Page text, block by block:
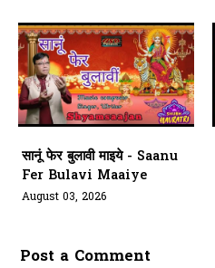
सानूं फेर बुलावी माइये - Saanu
Fer Bulavi Maaiye
August 03, 2026
Post a Comment